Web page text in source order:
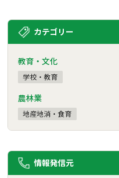
カテゴリー
教育・文化
学校・教育
農林業
地産地消・食育
情報発信元